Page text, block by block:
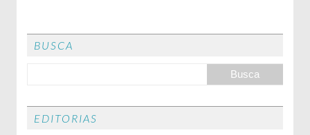
BUSCA
EDITORIAS